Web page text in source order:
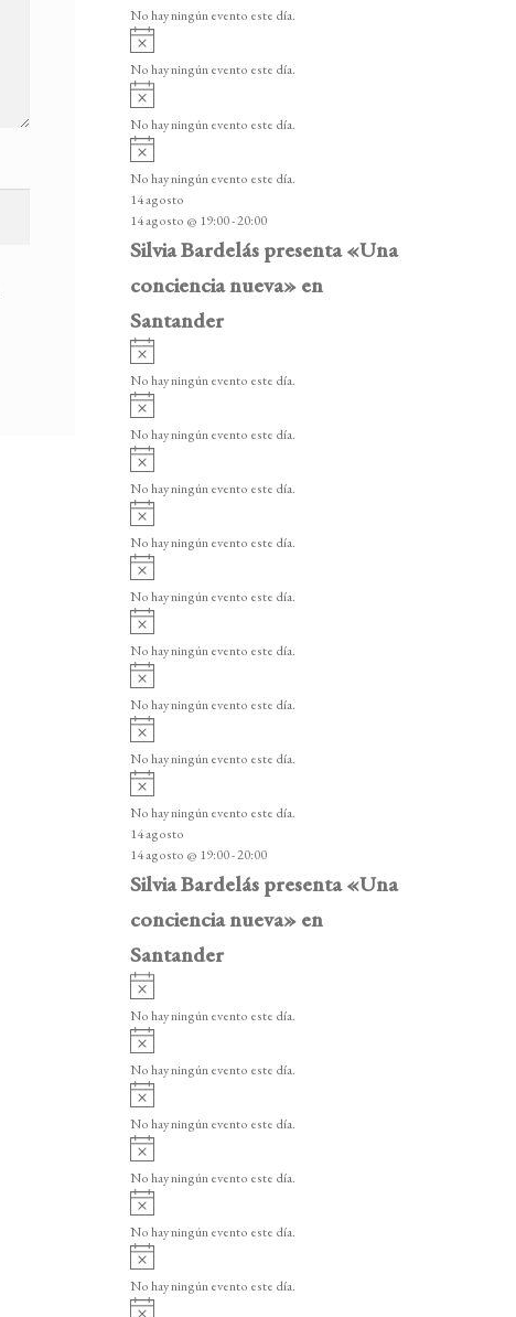
e
n
t
o
s
o
i
o
No hay ningún evento este día.
v
i
o
No hay ningún evento este día.
A
v
i
o
No hay ningún evento este día.
A
v
i
s
o
No hay ningún evento este día.
14 agosto
14 agosto @ 19:00-20:00
Silvia Bardelás presenta «Una
conciencia nueva» en
Santander
v
i
o
No hay ningún evento este día.
v
i
o
No hay ningún evento este día.
v
i
o
No hay ningún evento este día.
v
i
o
No hay ningún evento este día.
v
i
o
No hay ningún evento este día.
v
i
o
No hay ningún evento este día.
v
i
o
No hay ningún evento este día.
v
i
o
No hay ningún evento este día.
v
i
s
o
No hay ningún evento este día.
14 agosto
14 agosto @ 19:00-20:00
Silvia Bardelás presenta «Una
conciencia nueva» en
Santander
A
v
i
o
No hay ningún evento este día.
A
v
i
o
No hay ningún evento este día.
v
i
o
No hay ningún evento este día.
v
i
o
No hay ningún evento este día.
v
i
o
No hay ningún evento este día.
v
i
No hay ningún evento este día.